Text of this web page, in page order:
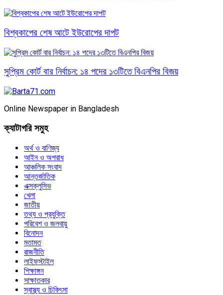
বিশ্বকাপের শেষ আটে ইউরোপের দাপট
সুপ্রিম কোর্ট বার নির্বাচন: ১৪ পদের ১৩টিতে বিএনপির বিজয়
Online Newspaper in Bangladesh
ক্যাটাগরি সমুহ
অর্থ ও বাণিজ্য
আইন ও অপরাধ
আঞ্চলিক সংবাদ
আন্তর্জাতিক
এক্সক্লুসিভ
খেলা
জাতীয়
তথ্য ও প্রযুক্তি
পরিবেশ ও জলবায়ু
বিনোদন
মতামত
রাজনীতি
লাইফস্টাইল
শিক্ষাঙ্গন
সাক্ষাতকার
স্বাস্থ্য ও চিকিৎসা